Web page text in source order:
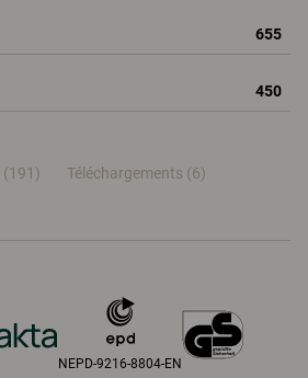
655
450
(191) Téléchargements (6)
NEPD-9216-8804-EN